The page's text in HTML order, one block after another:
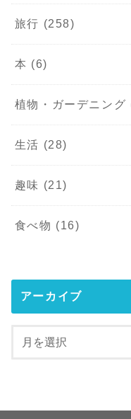
旅行 (258)
本 (6)
植物・ガーデニング
生活 (28)
趣味 (21)
食べ物 (16)
アーカイブ